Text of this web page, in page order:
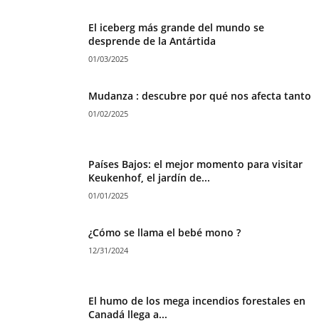
El iceberg más grande del mundo se
desprende de la Antártida
01/03/2025
Mudanza : descubre por qué nos afecta tanto
01/02/2025
Países Bajos: el mejor momento para visitar
Keukenhof, el jardín de...
01/01/2025
¿Cómo se llama el bebé mono ?
12/31/2024
El humo de los mega incendios forestales en
Canadá llega a...